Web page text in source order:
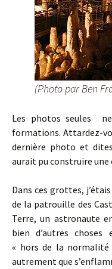
(Photo par Ben
Les photos seules
formations. Attardez-
dernière photo et
aurait pu construire une
Dans ces grottes,
de la patrouille des
Terre, un astronaute
bien d’autres choses
« hors de la normalité
autrement que